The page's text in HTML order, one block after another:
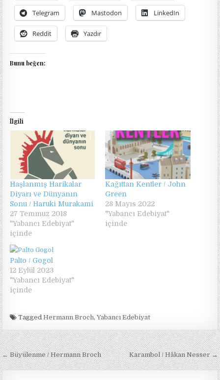
Telegram Mastodon LinkedIn
Reddit Yazdır
Bunu beğen:
İlgili
Haşlanmış Harikalar
Diyarı ve Dünyanın
Sonu / Haruki Murakami
27 Temmuz 2018
"Yabancı Edebiyat"
içinde
Kağıttan Kentler / John
Green
28 Mayıs 2022
"Yabancı Edebiyat"
içinde
Palto / Gogol
12 Eylül 2023
"Yabancı Edebiyat"
içinde
TaggedHermann Broch,Yabancı Edebiyat
Yazı
gezinmesi
← Büyülenme / Hermann Broch Karambol / Hâkan Nesser →